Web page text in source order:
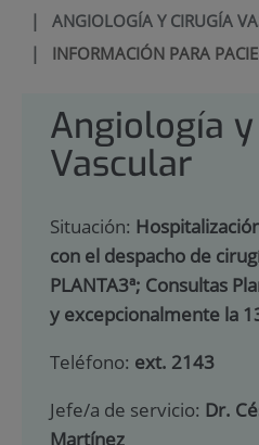
| ANGIOLOGÍA Y CIRUGÍA
| INFORMACIÓN PARA
Angiología
Vascular
Situación:
con el despacho de
PLANTA3ª; Consultas
y excepcionalmente la
Teléfono: ext. 2143
Jefe/a de servicio: Dr.
Martínez